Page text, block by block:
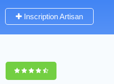
Inscription Artisan